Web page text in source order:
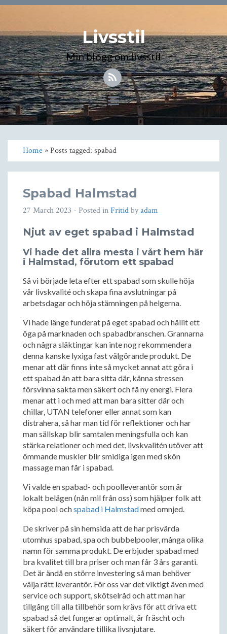
Livsstil
Min blogg om livsstil
Toggle
navigation
Home» Posts tagged: spabad
Spabad Halmstad
27 March 2023 - Posted inFritidbyadam
Njut av eget spabad i Halmstad
Vi hade det allra mesta i vårt hem här
i Halmstad, förutom ett spabad
Så vi började leta efter ett spabad som skulle höja
vår livskvalité och skapa fina avslutningar på
arbetsdagar och höja stämningen på helgerna.
Vi hade länge funderat på eget spabad och hållit ett
öga på marknaden och spabadbranschen. Grannarna
och några släktingar kan inte nog rekommendera
denna kanske lyxiga fast välgörande produkt. De
menar att där finns inte så mycket annat att göra i
ett spabad än att bara sitta där, känna stressen
försvinna sakta men säkert och få ny energi. Flera
menar att i och med att man bara sitter där och
chillar, UTAN telefoner eller annat som kan
distrahera, så har man tid för reflektioner och har
man sällskap blir samtalen meningsfulla och kan
stärka relationer och med det, livskvalitén utöver att
ömmande muskler blir smidiga igen med skön
massage man får i spabad.
Vi valde en spabad- och poolleverantör som är
lokalt belägen (nån mil från oss) som hjälper folk att
köpa pool ochspabad i Halmstadmed omnjed.
De skriver på sin hemsida att de har prisvärda
utomhus spabad, spa och bubbelpooler, många olika
namn för samma produkt. De erbjuder spabad med
bra kvalitet till bra priser och man får 3 års garanti.
Det är ändå en större investering så man behöver
välja rätt leverantör. För oss var det viktigt även med
service och support, skötselråd och att man har
tillgång till alla tillbehör som krävs för att driva ett
spabad så det fungerar optimalt, är fräscht och
säkert för användare tillika livsnjutare.